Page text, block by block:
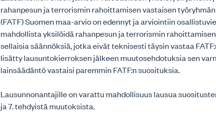
rahanpesun ja terrorismin rahoittamisen vastaisen
(FATF) Suomen maa-arvio on edennyt ja arviointiin
mahdollista yksilöidä rahanpesun ja terrorismin
sellaisia säännöksiä, jotka eivät teknisesti täysin vastaa
lisätty lausuntokierroksen jälkeen muutosehdotuksia sen
lainsäädäntö vastaisi paremmin FATF:n suosituksia.
Lausunnonantajille on varattu mahdollisuus lausua
ja 7. tehdyistä muutoksista.